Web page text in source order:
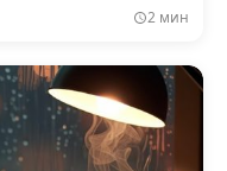
2 мин